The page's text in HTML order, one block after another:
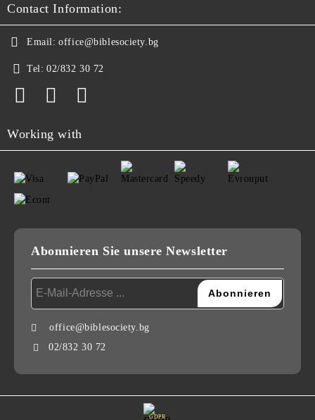
Contact Information:
Email: office@biblesociety.bg
Tel: 02/832 30 72
Working with
Abonnieren Sie unsere Newsletter
office@biblesociety.bg
02/832 30 72
GDPR